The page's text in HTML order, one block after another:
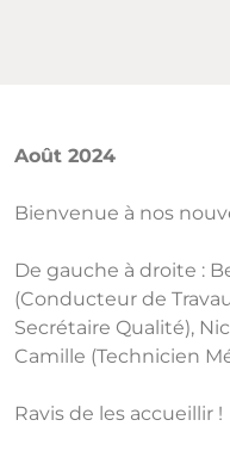
Août 2024
Bienvenue à nos
De gauche à droite :
(Conducteur de
Secrétaire Qualité),
Camille (Technicien
Ravis de les accueillir !